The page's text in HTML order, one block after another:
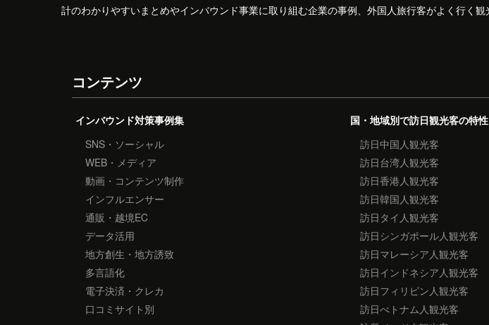
計のわかりやすいまとめやインバウンド事業に取り組む企業の事例、外国人旅行客がよく行く観
コンテンツ
インバウンド対策事例集
SNS・ソーシャル
WEB・メディア
動画・コンテンツ制作
インフルエンサー
通販・越境EC
データ活用
地方創生・地方誘致
多言語化
電子決済・クレカ
口コミサイト別
国・地域別で訪日観光客の特
訪日中国人観光客
訪日台湾人観光客
訪日香港人観光客
訪日韓国人観光客
訪日タイ人観光客
訪日シンガポール人観光客
訪日マレーシア人観光客
訪日インドネシア人観光客
訪日フィリピン人観光客
訪日べトナム人観光客